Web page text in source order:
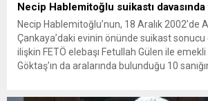
Necip Hablemitoğlu suikastı
Necip Hablemitoğlu’nun, 18 Aralık 2002’de
Çankaya’daki evinin önünde suikast
ilişkin FETÖ elebaşı Fetullah Gülen ile
Göktaş’ın da aralarında bulunduğu 10